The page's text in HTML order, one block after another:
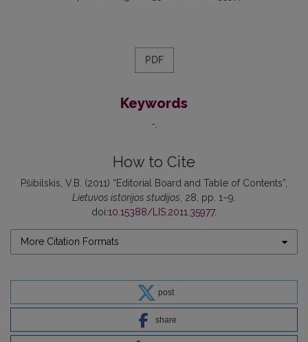
PDF
Keywords
-
How to Cite
Pšibilskis, V.B. (2011) “Editorial Board and Table of Contents”,
Lietuvos istorijos studijos, 28, pp. 1–9.
doi:10.15388/LIS.2011.35977.
More Citation Formats
post
share